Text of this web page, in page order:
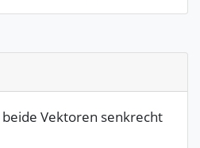
Vektoren senkrecht